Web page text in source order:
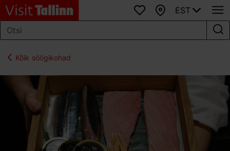
Lemmikud
Kaart
EST
Kõik söögikohad